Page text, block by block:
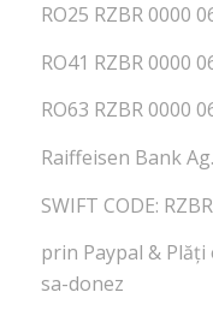
RO25 RZBR 0000
RO41 RZBR 0000
RO63 RZBR 0000
Raiffeisen Bank
SWIFT CODE:
prin Paypal &
sa-donez